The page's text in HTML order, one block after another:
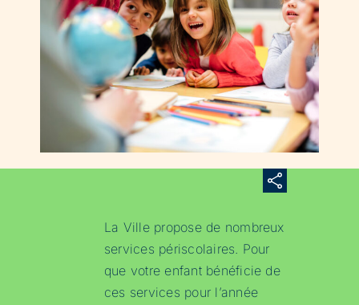
La Ville propose de nombreux
services périscolaires. Pour
que votre enfant bénéficie de
ces services pour l’année